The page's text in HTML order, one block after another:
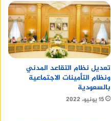
تعديل نظام التقاعد المدني
ونظام التأمينات الاجتماعية
بالسعودية
15 يونيو، 2022